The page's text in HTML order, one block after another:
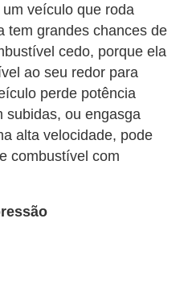
veículo que roda
tem grandes chances de
cedo, porque ela
ao seu redor para
perde potência
subidas, ou engasga
alta velocidade, pode
combustível com